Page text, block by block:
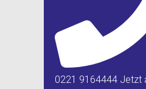
0221 9164444 Jetzt